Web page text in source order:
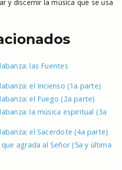
y discernir la música que se usa
las Fuentes
el Incienso (1a parte)
el Fuego (2a parte)
la música espiritual (3a
el Sacerdote (4a parte)
agrada al Señor (5a y última